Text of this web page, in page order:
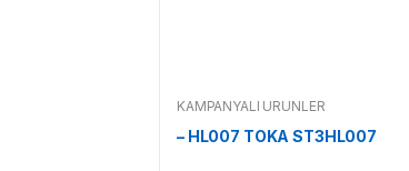
KAMPANYALI ÜRÜNLER
– HL007 TOKA ST3HL007